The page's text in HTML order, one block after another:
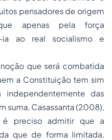
pensadores de origem
apenas pela força
ia ao real socialismo e
que será combatida
a Constituição tem sim
independentemente das
suma, Casassanta (2008),
preciso admitir que a
que de forma limitada,